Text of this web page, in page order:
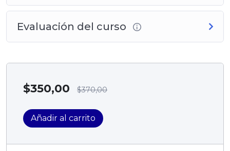
Evaluación del curso
$350,00 $370,00
Añadir al carrito